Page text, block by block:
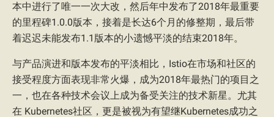
本中进行了唯一一次大改，然后年中发布了2018年最重要
的里程碑1.0.0版本，接着是长达6个月的修整期，最后带
着迟迟未能发布1.1版本的小遗憾平淡的结束2018年。
与产品演进和版本发布的平淡相比，Istio在市场和社区的
接受程度方面表现非常火爆，成为2018年最热门的项目之
一，也在各种技术会议上成为备受关注的技术新星。尤其
在 Kubernetes社区，更是被视为有望继Kubernetes成功之